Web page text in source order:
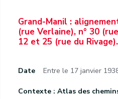
Grand-Manil :
(rue Verlaine), n° 30
12 et 25 (rue du Rivage).
Date Entre le 17 janvier
Contexte : Atlas des